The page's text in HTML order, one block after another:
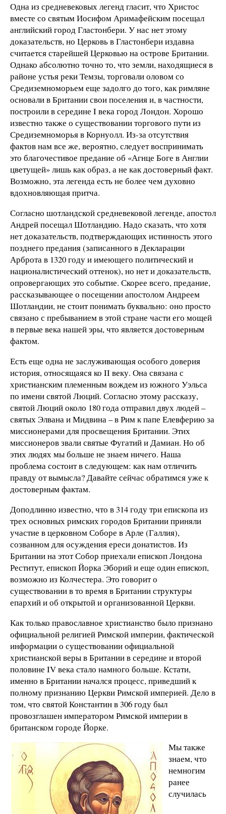
Одна из средневековых легенд гласит, что Христос
вместе со святым Иосифом Аримафейским посещал
английский город Гластонбери. У нас нет этому
доказательств, но Церковь в Гластонбери издавна
считается старейшей Церковью на острове Британии.
Однако абсолютно точно то, что земли, находящиеся в
районе устья реки Темзы, торговали оловом со
Средиземноморьем еще задолго до того, как римляне
основали в Британии свои поселения и, в частности,
построили в середине I века город Лондон. Хорошо
известно также о существовании торгового пути из
Средиземноморья в Корнуолл. Из-за отсутствия
фактов нам все же, вероятно, следует воспринимать
это благочестивое предание об «Агнце Боге в Англии
цветущей» лишь как образ, а не как достоверный факт.
Возможно, эта легенда есть не более чем духовно
вдохновляющая притча.
Согласно шотландской средневековой легенде, апостол
Андрей посещал Шотландию. Надо сказать, что хотя
нет доказательств, подтверждающих истинность этого
позднего предания (записанного в Декларации
Арброта в 1320 году и имеющего политический и
националистический оттенок), но нет и доказательств,
опровергающих это событие. Скорее всего, предание,
рассказывающее о посещении апостолом Андреем
Шотландии, не стоит понимать буквально: оно просто
связано с пребыванием в этой стране части его мощей
в первые века нашей эры, что является достоверным
фактом.
Есть еще одна не заслуживающая особого доверия
история, относящаяся ко II веку. Она связана с
христианским племенным вождем из южного Уэльса
по имени святой Люций. Согласно этому рассказу,
святой Люций около 180 года отправил двух людей –
святых Элвана и Мидвина – в Рим к папе Елевферию за
миссионерами для просвещения Британии. Этих
миссионеров звали святые Фугатий и Дамиан. Но об
этих людях мы больше не знаем ничего. Наша
проблема состоит в следующем: как нам отличить
правду от вымысла? Давайте сейчас обратимся уже к
достоверным фактам.
Доподлинно известно, что в 314 году три епископа из
трех основных римских городов Британии приняли
участие в церковном Соборе в Арле (Галлия),
созванном для осуждения ереси донатистов. Из
Британии на этот Собор приехали епископ Лондона
Реститут, епископ Йорка Эборий и еще один епископ,
возможно из Колчестера. Это говорит о
существовании в то время в Британии структуры
епархий и об открытой и организованной Церкви.
Как только православное христианство было признано
официальной религией Римской империи, фактической
информации о существовании официальной
христианской веры в Британии в середине и второй
половине IV века стало намного больше. Кстати,
именно в Британии начался процесс, приведший к
полному признанию Церкви Римской империей. Дело в
том, что святой Константин в 306 году был
провозглашен императором Римской империи в
британском городе Йорке.
Мы также
знаем, что
немногим
ранее
случилась